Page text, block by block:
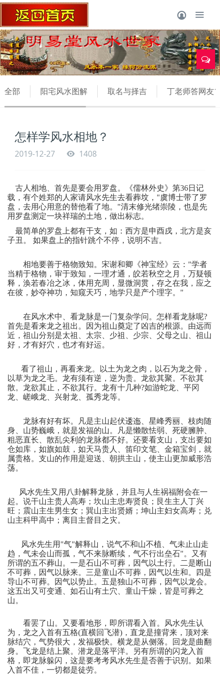
1
全部 阳宅风水图解 取名与择吉 丁老师答网友
怎样学风水相地？
2019-12-27 1408
古人相地、首先是要会用罗盘。《儒林外史》第36日记
载，有个姓郑的人家请风水先生去看葬坟， "虞博士带了罗
盘，去用心用意的替他看了地。 "清末修光绪崇陵，也是先
用罗盘测定一块祥瑞的土地，做出标志。
最简单的罗盘上都有干支，如：西方是申酉戌，北方是亥
子丑。
如果盘上的指针跳个不停，说明不吉。
相地要善于格物致知。宋谢和卿《神宝经》云： "学者
当精于格物，审于致知，一理才通，皎若秋空之月，万疑顿
释，涣若春冶之冰，体用充周，显微洞贯，存之在我，应之
在彼，妙夺神功，知窥天巧，地学只是产个理字。 "
在风水术中、看龙脉是一门复杂学问。怎样看龙脉呢?
首先是看来龙之祖出。因为祖山奠定了凶吉的根源。由远而
近，祖山分别是太祖、太宗、少祖、少宗、父母之山、祖山
好，才有好穴，也才有好运。
看了祖山，再看来龙。以土为龙之肉，以石为龙之骨，
以草为龙之毛。龙有须有逆，逆为贵。龙欲其聚。不欲其
散。龙欲其止，不欲其行。龙有十几种?如游蛇龙、平冈
龙、嵯峨龙、兴射龙、孤秀龙等。
龙脉有好有坏。凡是主山起伏逶迤、星峰秀丽、枝肉随
身、山势巍峨，就是发福的山。凡是懒散怯弱、死硬臃肿、
粗恶直长、散乱尖利的龙脉都不好。还要看支山，支出要如
仓如库，如旗如鼓，如天马贵人、笛印文笔、金箱宝剑，就
属贵格。支山的作用是迎送、朝拱主山，使主山更加威形浩
荡。
风水先生又用八卦解释龙脉，并且与人生祸福附会在一
起。说干山主贵人高寿；坎山主忠寿贤良；艮生主人丁兴
旺；震山主生男生女；巽山主出贤婿；坤山主妇女高寿；兑
山主科甲高中；离目主督目之灾。
风水先生用 "气"解释山，说气不和山不植、气未止山走
趋，气未会山而孤，气不来脉断续，气不行出垒石"。又有
所谓的五不葬山。一是石山不可葬，因气以土行。二是断山
不可葬，因气以脉来。三是童山不可葬，因气以生和。四是
导山不可葬。因气以势止。五是独山不可葬，因气以龙会。
这五出又可变通、如石山有土穴、童山干燥，皆是可葬之
山。
看罢了山。又要看地形，即所谓看入首。风水先生认
为，龙之入首有五格(直横回飞潜) ，直龙是撞背来，顶对来
脉结穴，气势很大，发福极快。横龙是从侧落。回龙是曲翻
身。飞龙是结上聚。潜龙是落平洋。另有所谓的闪龙入首
格，即龙脉躲闪，这是要考考风水先生是否善于识别。如果
入首不佳，一切都是徒劳。